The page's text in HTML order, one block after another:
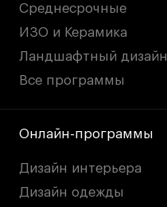
Universal University
Universal University
EN
EN
Среднесрочные
ИЗО и Керамика
Ландшафтный дизайн
Все программы
Онлайн-программы
Дизайн интерьера
Дизайн одежды